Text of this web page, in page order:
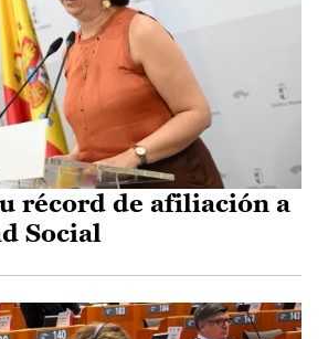
récord de afiliación a
Social